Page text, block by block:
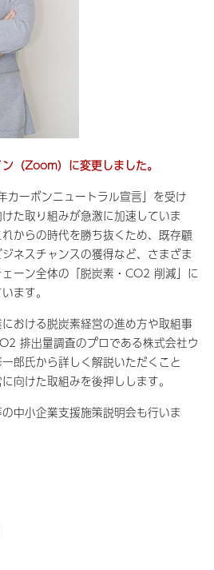
（Zoom）に変更しました。
ーボンニュートラル宣言」を受け
た取り組みが急激に加速していま
からの時代を勝ち抜くため、既存顧
ネスチャンスの獲得など、さまざま
ーン全体の「脱炭素・CO2 削減」に
ます。
おける脱炭素経営の進め方や取組事
排出量調査のプロである株式会社ウ
郎氏から詳しく解説いただくこと
向けた取組みを後押しします。
中小企業支援施策説明会も行いま